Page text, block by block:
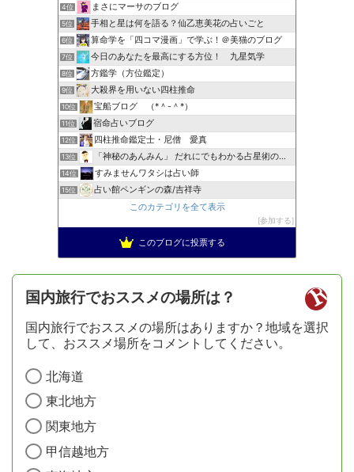
4位 まさにマーサのブログ
5位 手相と星は何を語る？仙乙恵美花の占いごと
6位 算命学を「四コマ漫画」で学ぶ！＠美猫のブログ
7位 今日のあなたを最高にする方位！ 九星気学
8位 方鑑学（方位鑑定）
9位 大殺界を用いない四柱推命
10位 宝船ブログ （*＾-＾*）
11位 宿命占いブログ
12位 四柱推命鑑定士・尼僧 愛真
13位 「神秘のあんみん」 だれにでもわかる占星術の極意『サビアン…
14位 すみませんワタシは占い師
15位
占い館ペンギンの森/吉祥寺
このカテゴリを全て表示
参加する
このブログに投票する